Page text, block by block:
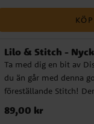
i en mjuk och slitstark
cm och är justerbar
den passar barn i
Detta är en officiellt
produkt från
KÖP
Lilo & Stitch -
Ta med dig en bit av
du än går med denna
föreställande Stitch!
plyschdesignen gör
med sina 12 x 9 cm är
Pris:89,00 kr
89,00 kr